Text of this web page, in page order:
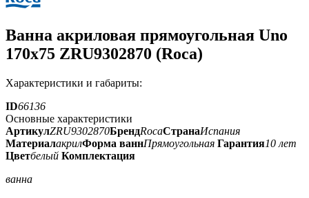
Ванна акриловая прямоугольная Uno
170x75 ZRU9302870 (Roca)
Характеристики и габариты:
ID66136
Основные характеристики
АртикулZRU9302870БрендRocaСтранаИспания
МатериалакрилФорма ваннПрямоугольная Гарантия10 лет
Цветбелый Комплектация
ванна